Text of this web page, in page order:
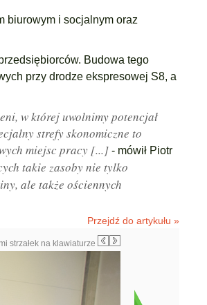
biurowym i socjalnym oraz
Budowa tego
przy drodze ekspresowej S8, a
w której uwolnimy potencjał
strefy skonomiczne to
miejsc pracy [...] - mówił Piotr
takie zasoby nie tylko
ale także ościennych
Przejdź do artykułu »
strzałek na klawiaturze